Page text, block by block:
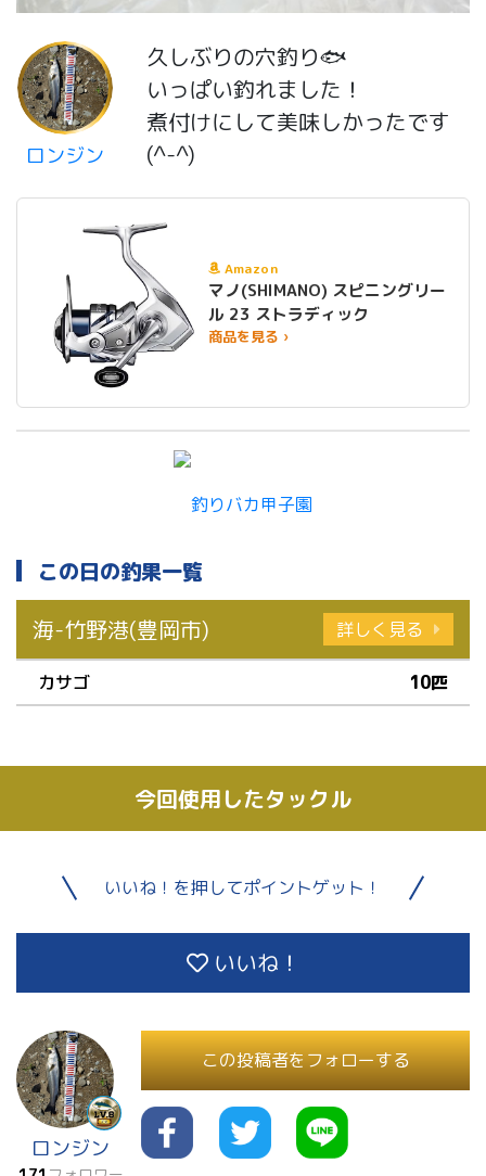
ロンジン
久しぶりの穴釣り🐟
いっぱい釣れました！
煮付けにして美味しかったです
(^-^)
Amazon
マノ(SHIMANO) スピニングリー
ル 23 ストラディック
商品を見る ›
この日の釣果一覧
海-竹野港(豊岡市) 詳しく見る
カサゴ 10匹
今回使用したタックル
いいね！を押してポイントゲット！
いいね！
ロンジン
この投稿者をフォローする